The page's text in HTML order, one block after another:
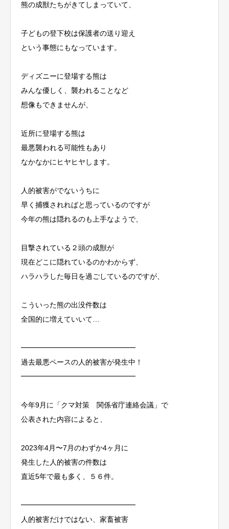
熊の成獣たちがきてしまっていて、
子どもの登下校は保護者の送り迎え
という事態にもなっています。
ディズニーに登場する熊は
みんな優しく、襲われることなど
想像もできませんが、
近所に登場する熊は
最悪襲われる可能性もあり
なかなかにヒヤヒヤします。
人的被害がでないうちに
早く捕獲されればと思っているのですが
今年の熊は隠れるのも上手なようで、
目撃されている２頭の成獣が
現在どこに隠れているのかわからず、
ハラハラした毎日を過ごしているのですが、
こういった熊の出没件数は
全国的に増えていいて…
━━━━━━━━━━━━━━━━
過去最悪ペースの人的被害が発生中！
━━━━━━━━━━━━━━━━
今年9月に「クマ対策 関係省庁連絡会議」で
公表された内容によると、
2023年4月〜7月のわずか4ヶ月に
発生した人的被害の件数は
直近5年で最も多く、５６件。
━━━━━━━━━━━━━━━━
人的被害だけではない、家畜被害